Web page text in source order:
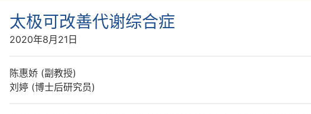
太极可改善代谢综合症
2020年8月21日
陈惠娇 (副教授)
刘婷 (博士后研究员)